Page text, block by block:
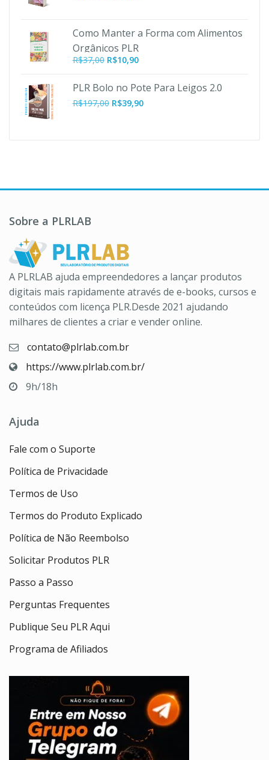
Como Manter a Forma com Alimentos
Orgânicos PLR
R$37,00 O
original
era:
R$37,00.
R$10,90O
atual
PLR Bolo no Pote Para Leigos 2.0
R$197,00 O
R$39,90O
Sobre a PLRLAB
A PLRLAB ajuda empreendedores a lançar produtos
digitais mais rapidamente através de e-books, cursos e
conteúdos com licença PLR.Desde 2021 ajudando
milhares de clientes a criar e vender online.
contato@plrlab.com.br
https://www.plrlab.com.br/
9h/18h
Ajuda
Fale com o Suporte
Política de Privacidade
Termos de Uso
Termos do Produto Explicado
Política de Não Reembolso
Solicitar Produtos PLR
Passo a Passo
Perguntas Frequentes
Publique Seu PLR Aqui
Programa de Afiliados